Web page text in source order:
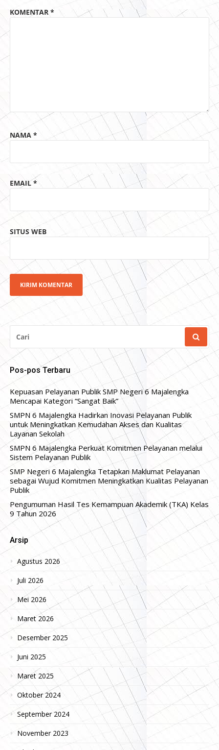
KOMENTAR *
NAMA *
EMAIL*
SITUS WEB
UNTUK:
Pos-pos Terbaru
Kepuasan Pelayanan Publik SMP Negeri 6 Majalengka
Mencapai Kategori “Sangat Baik”
SMPN 6 Majalengka Hadirkan Inovasi Pelayanan Publik
untuk Meningkatkan Kemudahan Akses dan Kualitas
Layanan Sekolah
SMPN 6 Majalengka Perkuat Komitmen Pelayanan melalui
Sistem Pelayanan Publik
SMP Negeri 6 Majalengka Tetapkan Maklumat Pelayanan
sebagai Wujud Komitmen Meningkatkan Kualitas Pelayanan
Publik
Pengumuman Hasil Tes Kemampuan Akademik (TKA) Kelas
9 Tahun 2026
Arsip
Agustus 2026
Juli 2026
Mei 2026
Maret 2026
Desember 2025
Juni 2025
Maret 2025
Oktober 2024
September 2024
November 2023